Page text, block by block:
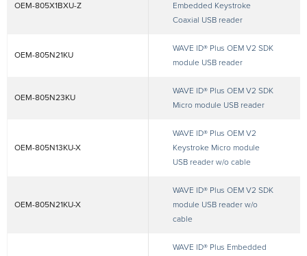
OEM-805X1BXU-Z
Embedded Keystroke
Coaxial USB reader
OEM-805N21KU
WAVE ID® Plus OEM V2 SDK
module USB reader
OEM-805N23KU
WAVE ID® Plus OEM V2 SDK
Micro module USB reader
OEM-805N13KU-X
WAVE ID® Plus OEM V2
Keystroke Micro module
USB reader w/o cable
OEM-805N21KU-X
WAVE ID® Plus OEM V2 SDK
module USB reader w/o
cable
WAVE ID® Plus Embedded